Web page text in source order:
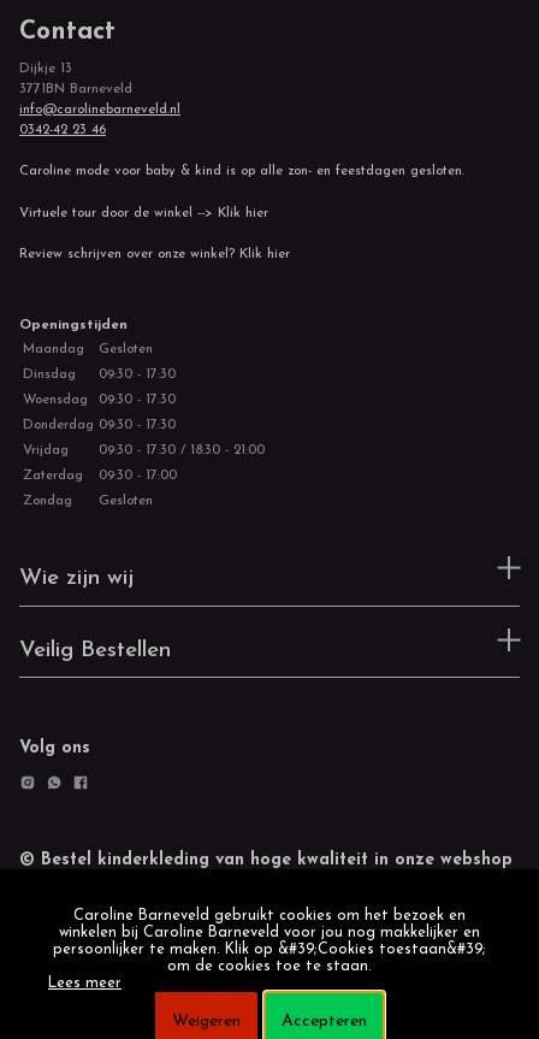
Contact
Dijkje 13
3771BN Barneveld
info@carolinebarneveld.nl
0342-42 23 46
Caroline mode voor baby & kind is op alle zon- en feestdagen gesloten.
Virtuele tour door de winkel --> Klik hier
Review schrijven over onze winkel? Klik hier
Openingstijden
Maandag
Gesloten
Dinsdag
09:30 - 17:30
Woensdag
09:30 - 17:30
Donderdag 09:30 - 17:30
Vrijdag
09:30 - 17:30 / 18:30 - 21:00
Zaterdag
09:30 - 17:00
Zondag
Gesloten
Wie zijn wij
Veilig Bestellen
Volg ons
© Bestel kinderkleding van hoge kwaliteit in onze webshop
Caroline Barneveld gebruikt cookies om het bezoek en
winkelen bij Caroline Barneveld voor jou nog makkelijker en
persoonlijker te maken. Klik op &#39;Cookies toestaan&#39;
om de cookies toe te staan.
Lees meer
Weigeren Accepteren